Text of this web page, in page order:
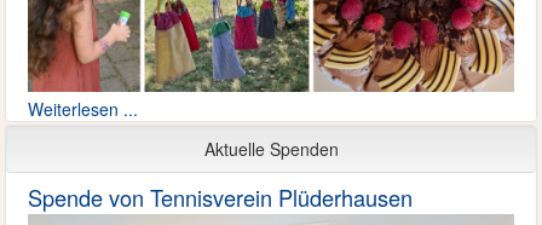
Weiterlesen ...
Aktuelle Spenden
Spende von Tennisverein Plüderhausen